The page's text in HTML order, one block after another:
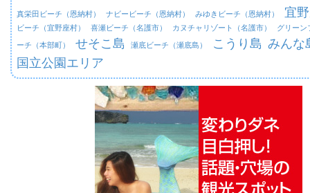
真栄田ビーチ（恩納村） ナビービーチ（恩納村） みゆきビーチ（恩納村） 宜
ビーチ（宜野座村） 喜瀬ビーチ（名護市） カヌチャリゾート（名護市） グリーン
ーチ（本部町） せそこ島 瀬底ビーチ（瀬底島） こうり島 みんな
国立公園エリア